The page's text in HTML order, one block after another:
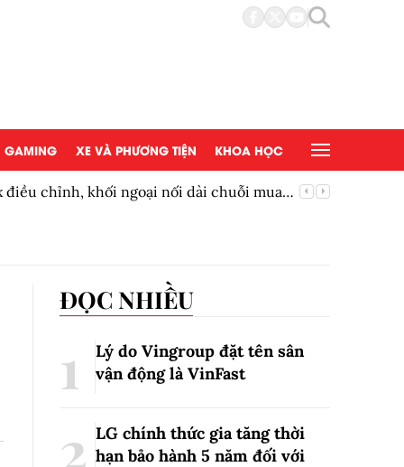
GAMING XE VÀ PHƯƠNG TIỆN KHOA HỌC
chỉnh, khối ngoại nối dài chuỗi mua
ĐỌC NHIỀU
Lý do Vingroup đặt tên sân
vận động là VinFast
LG chính thức gia tăng thời
hạn bảo hành 5 năm đối với